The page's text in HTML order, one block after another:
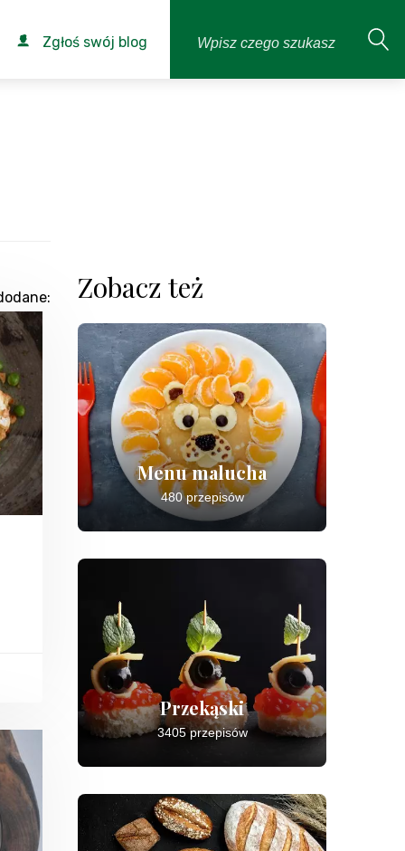
Zgłoś swój blog
Zobacz też
Menu malucha
480 przepisów
Przekąski
3405 przepisów